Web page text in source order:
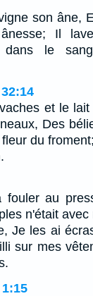
son âne,
Il
dans le
et le
Des
du
au
n'était
Je les ai
sur mes